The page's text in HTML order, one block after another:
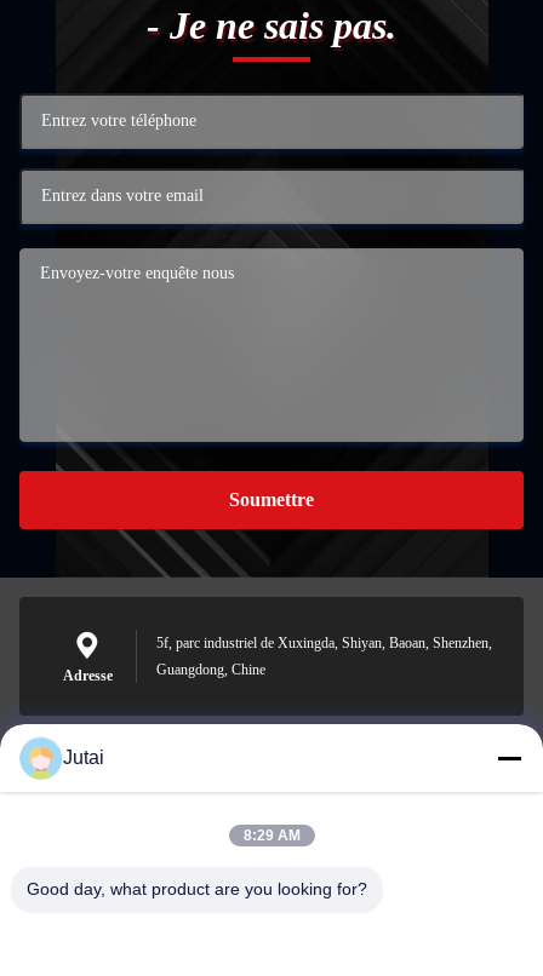
- Je ne sais pas.
Soumettre
Adresse
5f, parc industriel de Xuxingda, Shiyan, Baoan, Shenzhen,
Guangdong, Chine
jutaisales18@gmail.com
Jutai
8:29 AM
Good day, what product are you looking for?